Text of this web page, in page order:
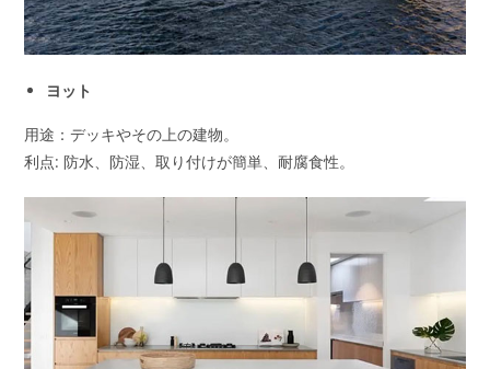
ヨット
用途：デッキやその上の建物。
利点: 防水、防湿、取り付けが簡単、耐腐食性。